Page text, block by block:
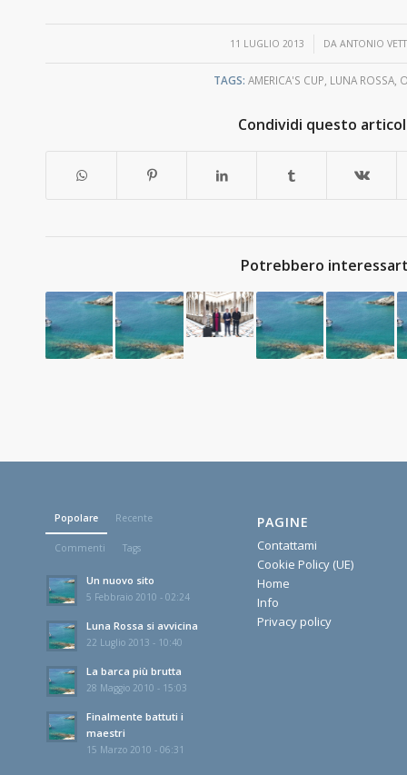
11 LUGLIO 2013
/ DA ANTONIO
TAGS: AMERICA'S CUP LUNA ROSSA,
Condividi questo
Potrebbero
Popolare Recente
Commenti Tags
Un nuovo sito
5 Febbraio 2010 - 02:24
Luna Rossa si avvicina
22 Luglio 2013 - 10:40
La barca più brutta
28 Maggio 2010 - 15:03
Finalmente battuti i
maestri
15 Marzo 2010 - 06:31
PAGINE
Contattami
Cookie Policy (UE)
Home
Info
Privacy policy